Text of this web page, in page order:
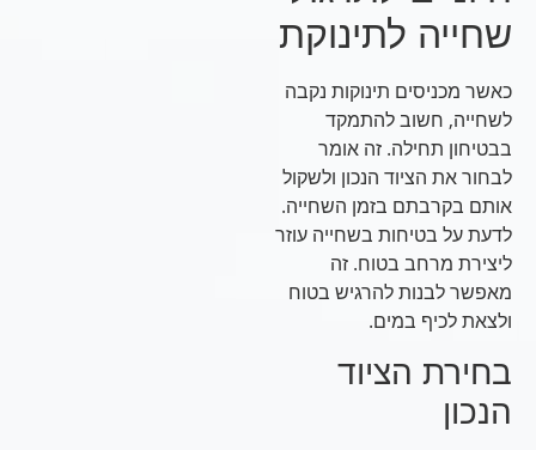
שחייה לתינוקת
כאשר מכניסים תינוקות נקבה
לשחייה, חשוב להתמקד
בבטיחון תחילה. זה אומר
לבחור את הציוד הנכון ולשקול
אותם בקרבתם בזמן השחייה.
לדעת על בטיחות בשחייה עוזר
ליצירת מרחב בטוח. זה
מאפשר לבנות להרגיש בטוח
ולצאת לכיף במים.
בחירת הציוד
הנכון